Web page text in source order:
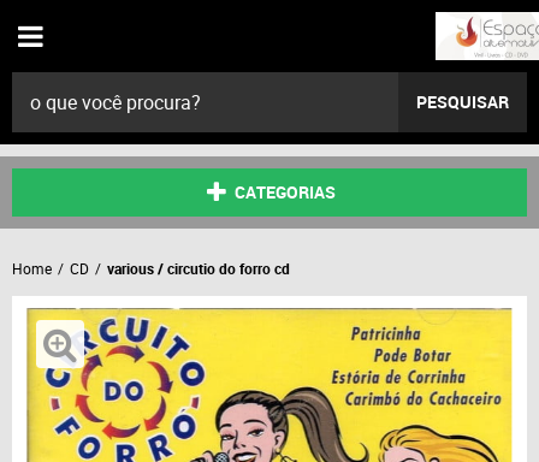
PESQUISAR
CATEGORIAS
Home CD various / circutio do forro cd